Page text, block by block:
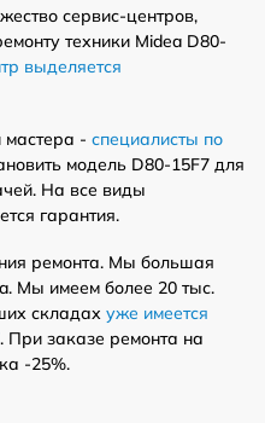
сервис-центров,
техники Midea D80-
выделяется
- специалисты по
модель D80-15F7 для
На все виды
гарантия.
ремонта. Мы большая
Мы имеем более 20 тыс.
складах уже имеется
. При заказе ремонта на
-25%.